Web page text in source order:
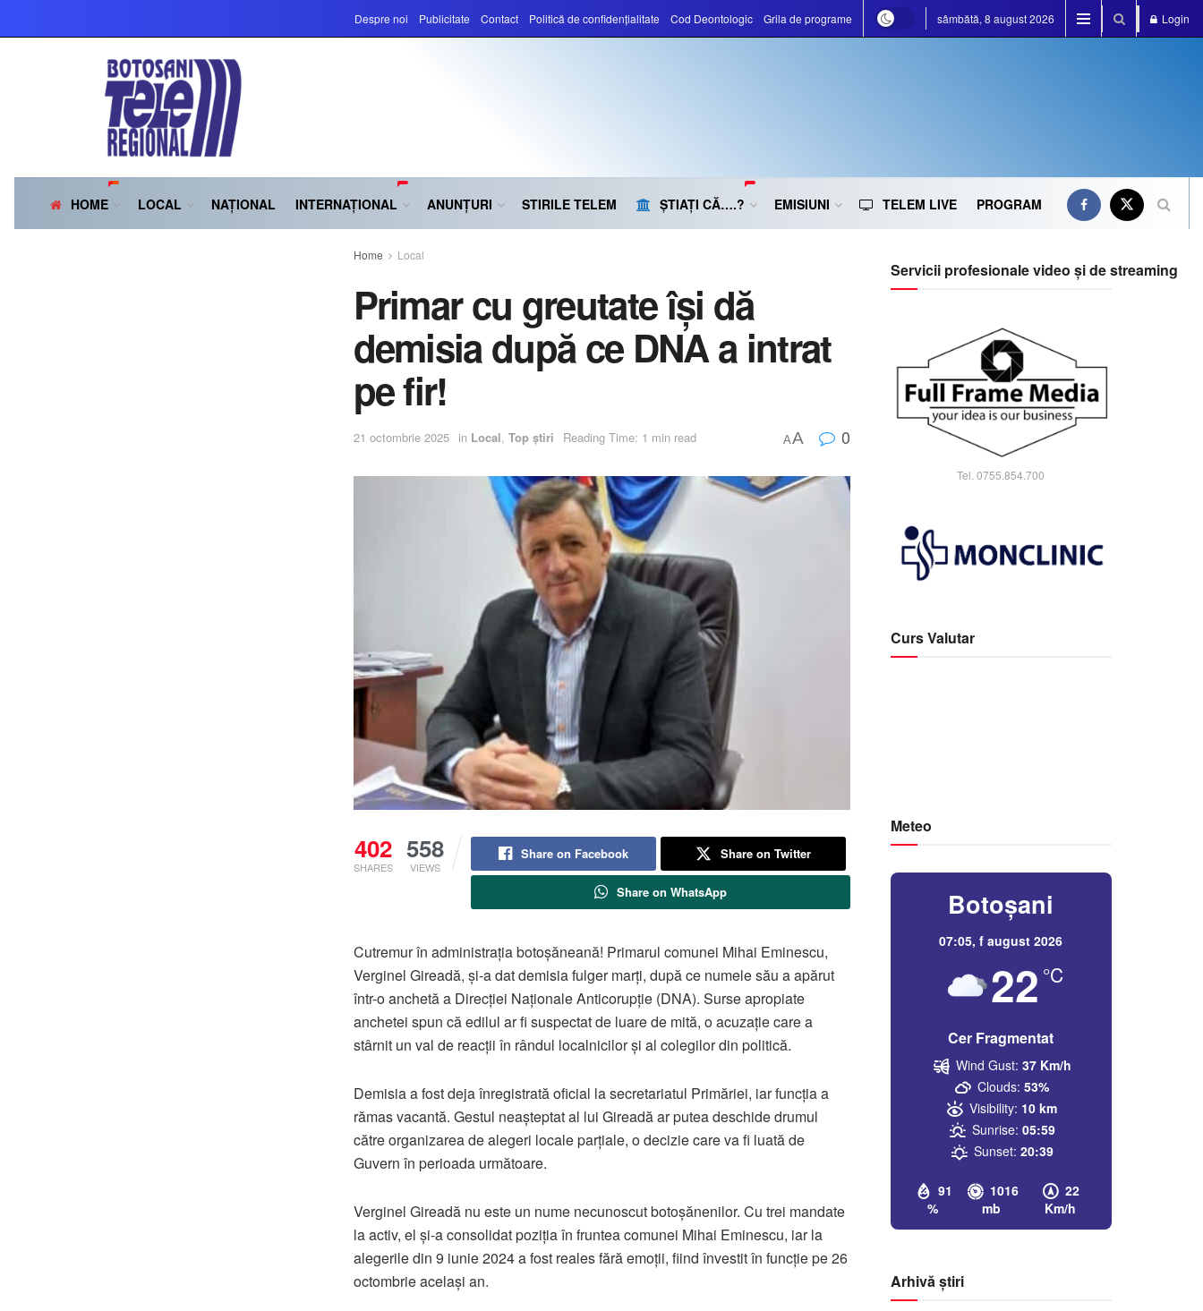
Despre noi Publicitate Contact Politică de confidențialitate Cod Deontologic Grila de programe sâmbătă, 8 august 2026 Login
HOME LOCAL NAȚIONAL INTERNAȚIONAL ANUNȚURI STIRILE TELEM ȘTIAȚI CĂ….? EMISIUNI TELEM LIVE PROGRAM
Home Local
Primar cu greutate își dă
demisia după ce DNA a intrat
pe fir!
21 octombrie 2025 in Local, Top știri Reading Time: 1 min read AA 0
402
SHARES
558
VIEWS
Share on Facebook Share on Twitter
Share on WhatsApp
Cutremur în administrația botoșăneană! Primarul comunei Mihai Eminescu,
Verginel Gireadă, și-a dat demisia fulger marți, după ce numele său a apărut
într-o anchetă a Direcției Naționale Anticorupție (DNA). Surse apropiate
anchetei spun că edilul ar fi suspectat de luare de mită, o acuzație care a
stârnit un val de reacții în rândul localnicilor și al colegilor din politică.
Demisia a fost deja înregistrată oficial la secretariatul Primăriei, iar funcția a
rămas vacantă. Gestul neașteptat al lui Gireadă ar putea deschide drumul
către organizarea de alegeri locale parțiale, o decizie care va fi luată de
Guvern în perioada următoare.
Verginel Gireadă nu este un nume necunoscut botoșănenilor. Cu trei mandate
la activ, el și-a consolidat poziția în fruntea comunei Mihai Eminescu, iar la
alegerile din 9 iunie 2024 a fost reales fără emoții, fiind învestit în funcție pe 26
octombrie același an.
Servicii profesionale video și de streaming
Tel. 0755.854.700
Curs Valutar
Meteo
Botoșani
07:05,f august 2026
22 °C
Cer Fragmentat
91
%
1016
mb
22
Km/h
Wind Gust: 37 Km/h
Clouds: 53%
Visibility: 10 km
Sunrise: 05:59
Sunset: 20:39
Arhivă știri